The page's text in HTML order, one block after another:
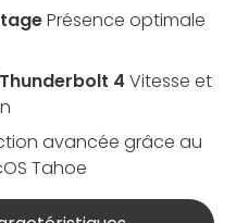
Présence optimale
4 Vitesse et
avancée grâce au
Tahoe